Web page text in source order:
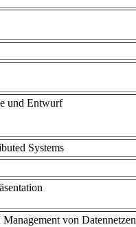
und Entwurf
Systems
von Datennetzen